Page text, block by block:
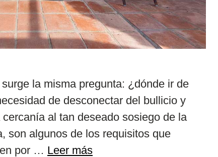
la misma pregunta: ¿dónde ir de
de desconectar del bullicio y
al tan deseado sosiego de la
son algunos de los requisitos que
por … Leer más